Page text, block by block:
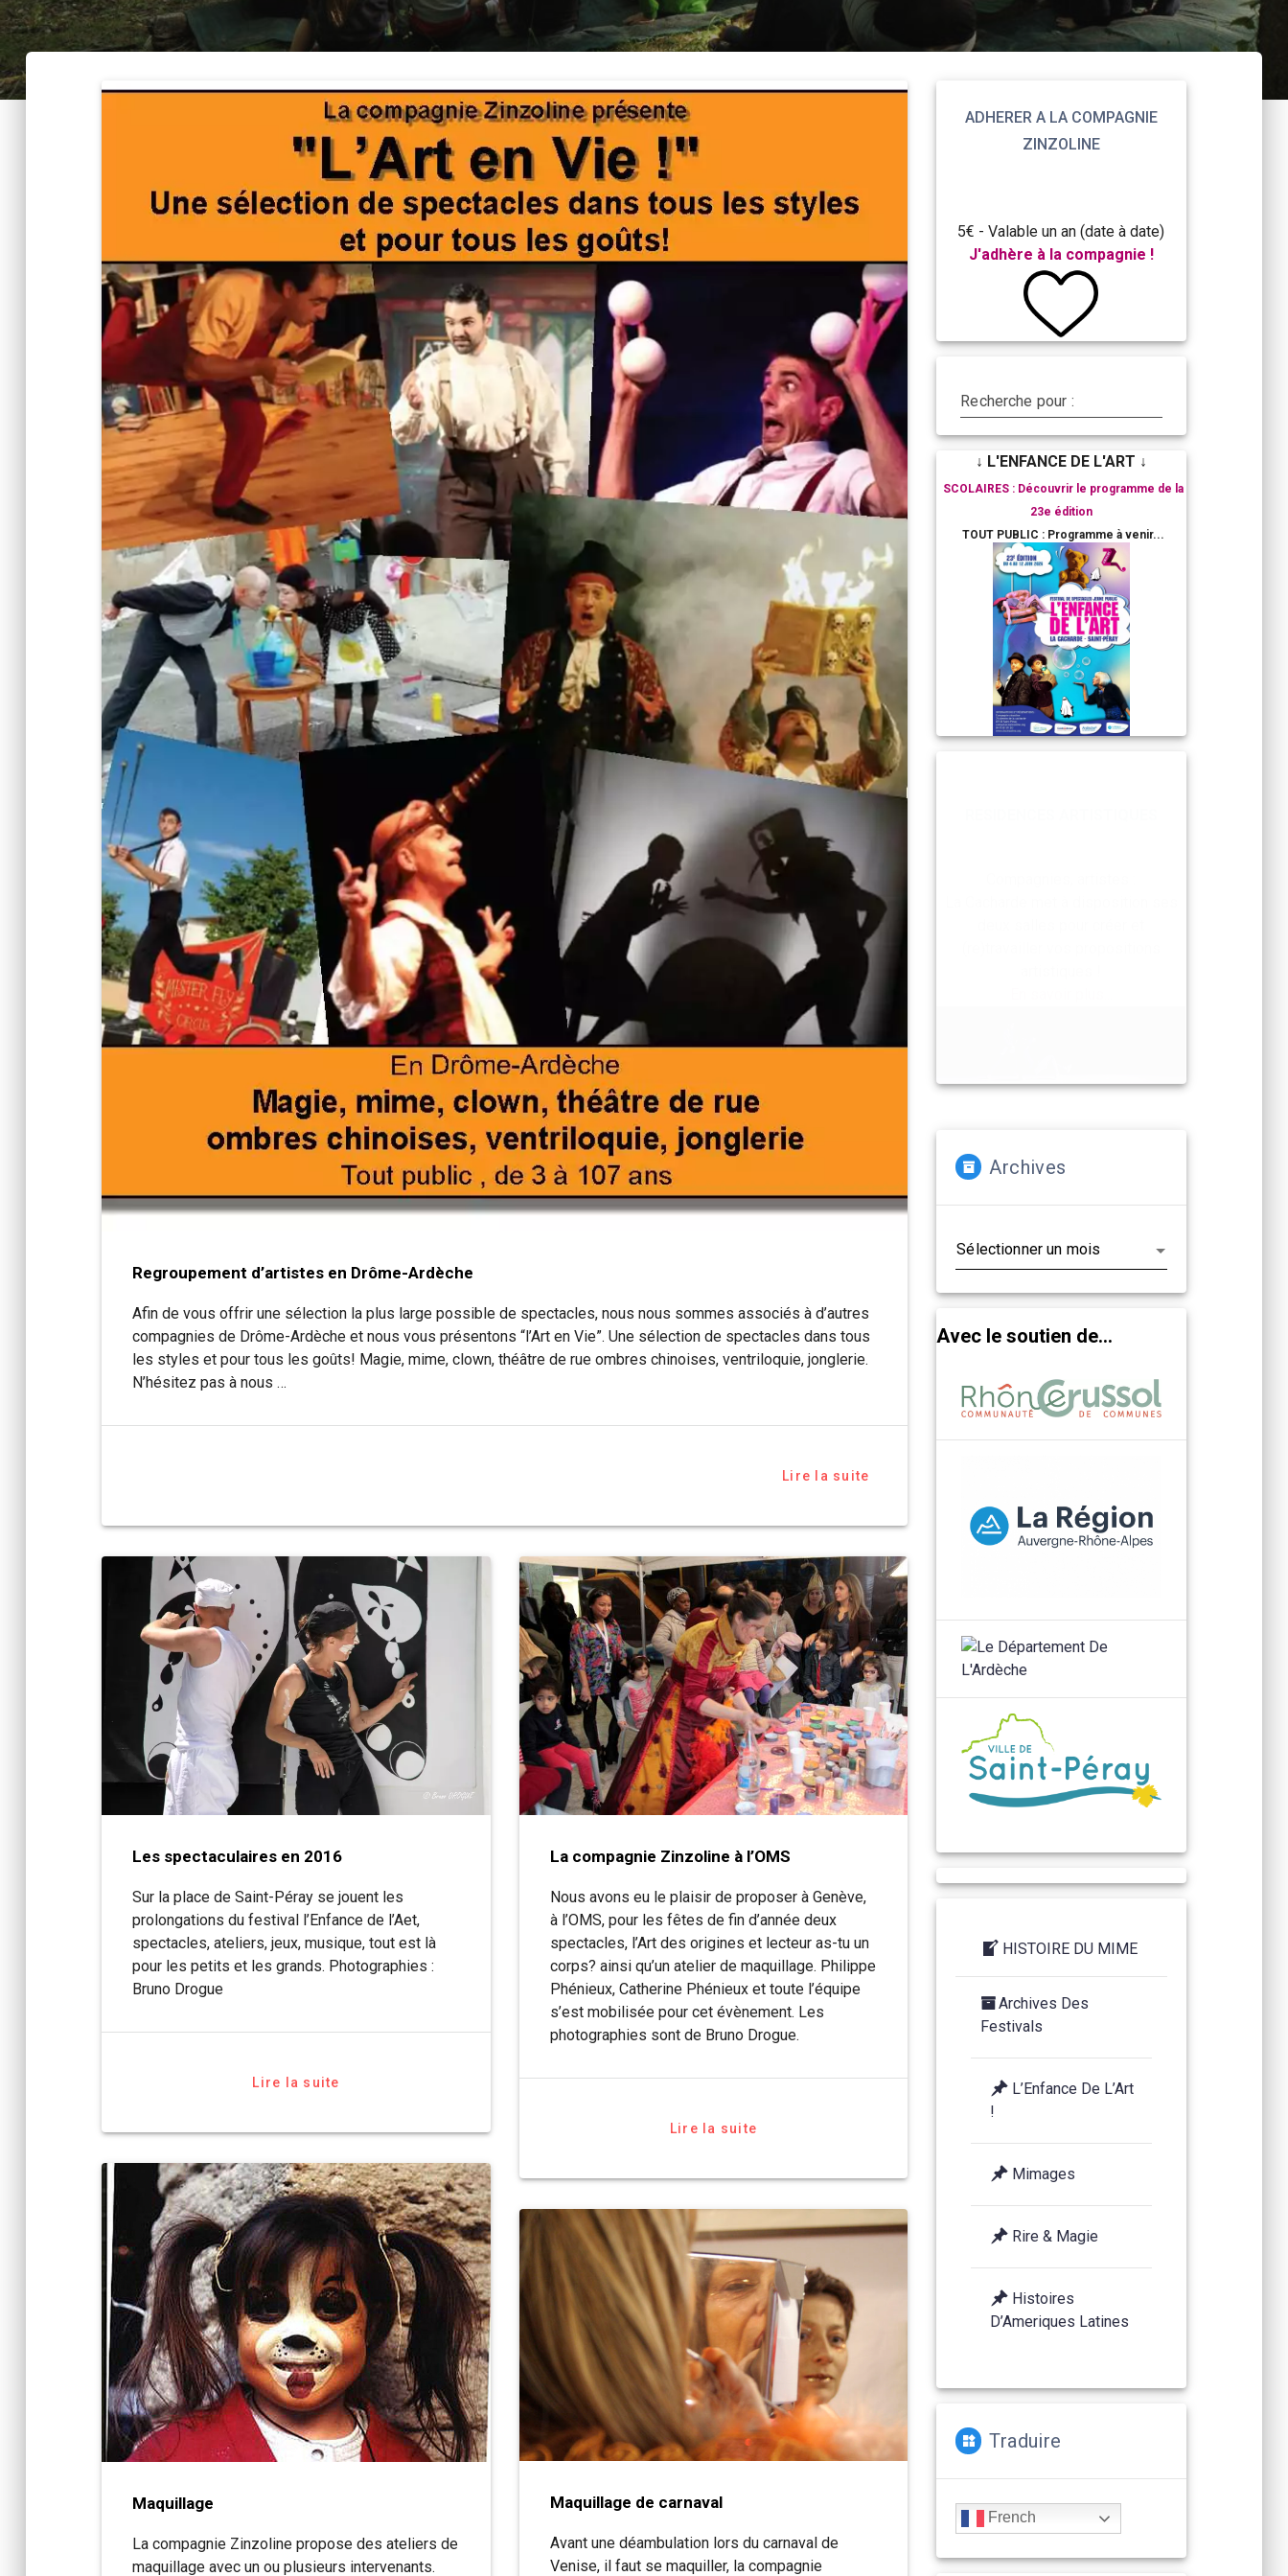
Regroupement d’artistes en Drôme-Ardèche
Afin de vous offrir une sélection la plus large possible de spectacles, nous nous sommes associés à d’autres
compagnies de Drôme-Ardèche et nous vous présentons “l’Art en Vie”. Une sélection de spectacles dans tous
les styles et pour tous les goûts! Magie, mime, clown, théâtre de rue ombres chinoises, ventriloquie, jonglerie.
N’hésitez pas à nous …
Lire la suite
Les spectaculaires en 2016
Sur la place de Saint-Péray se jouent les
prolongations du festival l’Enfance de l’Aet,
spectacles, ateliers, jeux, musique, tout est là
pour les petits et les grands. Photographies :
Bruno Drogue
Lire la suite
La compagnie Zinzoline à l’OMS
Nous avons eu le plaisir de proposer à Genève,
à l’OMS, pour les fêtes de fin d’année deux
spectacles, l’Art des origines et lecteur as-tu un
corps? ainsi qu’un atelier de maquillage. Philippe
Phénieux, Catherine Phénieux et toute l’équipe
s’est mobilisée pour cet évènement. Les
photographies sont de Bruno Drogue.
Lire la suite
Maquillage
La compagnie Zinzoline propose des ateliers de
maquillage avec un ou plusieurs intervenants.
Maquillage de carnaval
Avant une déambulation lors du carnaval de
Venise, il faut se maquiller, la compagnie
ADHERER A LA COMPAGNIE
ZINZOLINE
5€ - Valable un an (date à date)
J'adhère à la compagnie !
Recherche pour :
↓ L'ENFANCE DE L'ART ↓
SCOLAIRES : Découvrir le programme de la
23e édition
TOUT PUBLIC : Programme à venir...
Archives
Avec le soutien de...
HISTOIRE DU MIME
Archives Des
Festivals
L’Enfance De L’Art
!
Mimages
Rire & Magie
Histoires
D’Ameriques Latines
Traduire
French